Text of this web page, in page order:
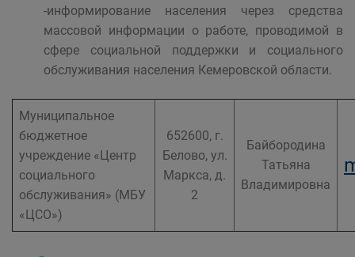
-информирование населения через средства
массовой информации о работе, проводимой в
сфере социальной поддержки и социального
обслуживания населения Кемеровской области.
Муниципальное
бюджетное
учреждение «Центр
социального
обслуживания» (МБУ
«ЦСО»)
652600, г.
Белово, ул.
Маркса, д.
2
Байбородина
Татьяна
Владимировна